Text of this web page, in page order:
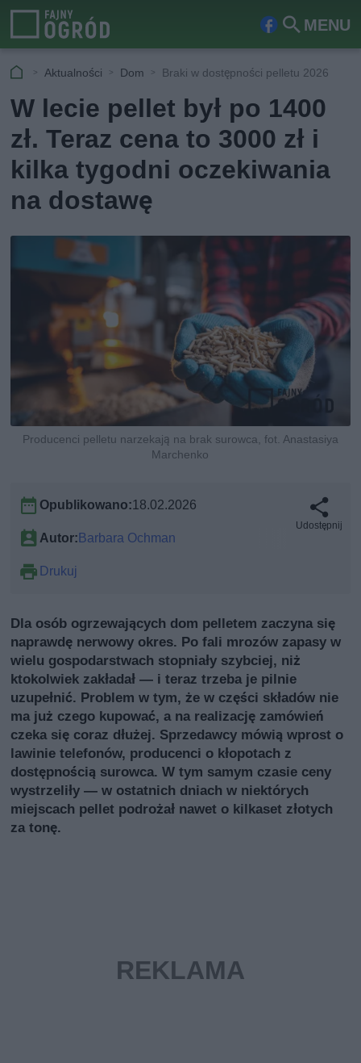
MENU
Fa
ook
Szu
kaj
Aktualności Dom Braki w dostępności pelletu 2026
W lecie pellet był po 1400
zł. Teraz cena to 3000 zł i
kilka tygodni oczekiwania
na dostawę
Producenci pelletu narzekają na brak surowca, fot. Anastasiya
Marchenko
Opublikowano:18.02.2026
Autor: Barbara Ochman
Drukuj
Udostępnij
Dla osób ogrzewających dom pelletem zaczyna się
naprawdę nerwowy okres. Po fali mrozów zapasy w
wielu gospodarstwach stopniały szybciej, niż
ktokolwiek zakładał — i teraz trzeba je pilnie
uzupełnić. Problem w tym, że w części składów nie
ma już czego kupować, a na realizację zamówień
czeka się coraz dłużej. Sprzedawcy mówią wprost o
lawinie telefonów, producenci o kłopotach z
dostępnością surowca. W tym samym czasie ceny
wystrzeliły — w ostatnich dniach w niektórych
miejscach pellet podrożał nawet o kilkaset złotych
za tonę.